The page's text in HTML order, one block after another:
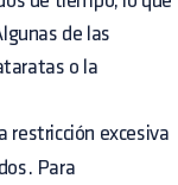
de las
o la
restricción excesiva
Para